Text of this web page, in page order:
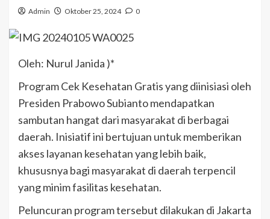
Admin Oktober 25, 2024 0
Oleh: Nurul Janida )*
Program Cek Kesehatan Gratis yang diinisiasi oleh
Presiden Prabowo Subianto mendapatkan
sambutan hangat dari masyarakat di berbagai
daerah. Inisiatif ini bertujuan untuk memberikan
akses layanan kesehatan yang lebih baik,
khususnya bagi masyarakat di daerah terpencil
yang minim fasilitas kesehatan.
Peluncuran program tersebut dilakukan di Jakarta